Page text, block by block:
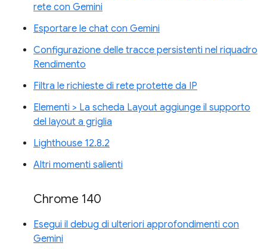
rete con Gemini
Esportare le chat con Gemini
Configurazione delle tracce persistenti nel riquadro
Rendimento
Filtra le richieste di rete protette da IP
Elementi > La scheda Layout aggiunge il supporto
del layout a griglia
Lighthouse 12.8.2
Altri momenti salienti
Chrome 140
Esegui il debug di ulteriori approfondimenti con
Gemini